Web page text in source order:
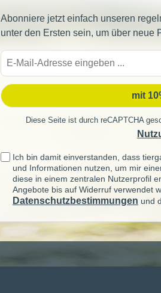
Abonniere jetzt einfach unseren
unter den Ersten sein, um über neue
mit
Diese Seite ist durch reCAPTCHA
Ich bin damit einverstanden, dass
und Informationen nutzen, um mir
diese in einem zentralen Nutzerprofil
Angebote bis auf Widerruf verwendet
Datenschutzbestimmungen und